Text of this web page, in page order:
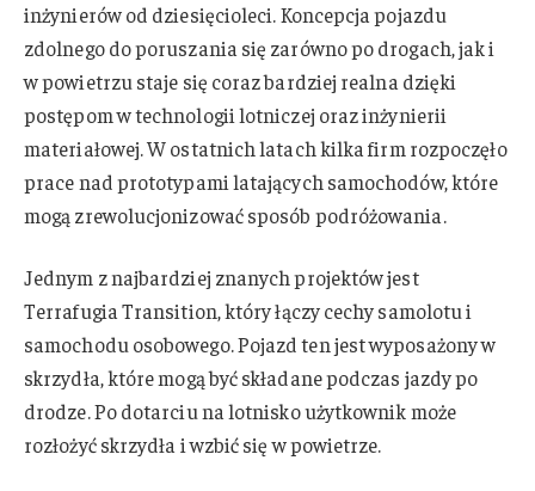
inżynierów od dziesięcioleci. Koncepcja pojazdu
zdolnego do poruszania się zarówno po drogach, jak i
w powietrzu staje się coraz bardziej realna dzięki
postępom w technologii lotniczej oraz inżynierii
materiałowej. W ostatnich latach kilka firm rozpoczęło
prace nad prototypami latających samochodów, które
mogą zrewolucjonizować sposób podróżowania.
Jednym z najbardziej znanych projektów jest
Terrafugia Transition, który łączy cechy samolotu i
samochodu osobowego. Pojazd ten jest wyposażony w
skrzydła, które mogą być składane podczas jazdy po
drodze. Po dotarciu na lotnisko użytkownik może
rozłożyć skrzydła i wzbić się w powietrze.